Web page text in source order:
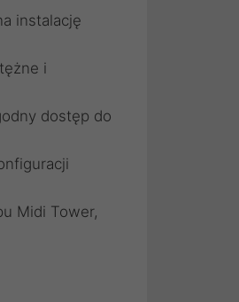
instalację
i
dostęp do
Midi Tower,